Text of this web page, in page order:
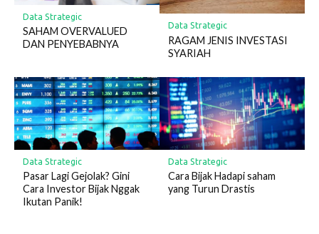
Data Strategic
SAHAM OVERVALUED
DAN PENYEBABNYA
Data Strategic
RAGAM JENIS INVESTASI
SYARIAH
Data Strategic
Pasar Lagi Gejolak? Gini
Cara Investor Bijak Nggak
Ikutan Panik!
Data Strategic
Cara Bijak Hadapi saham
yang Turun Drastis